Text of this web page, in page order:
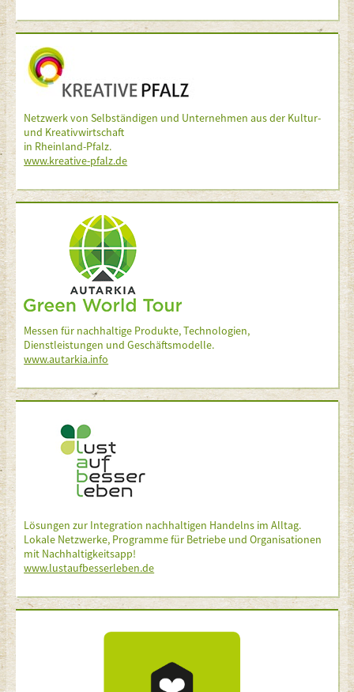
Netzwerk von Selbständigen und Unternehmen aus der Kultur-
und Kreativwirtschaft
in Rheinland-Pfalz.
www.kreative-pfalz.de
Messen für nachhaltige Produkte, Technologien,
Dienstleistungen und Geschäftsmodelle.
www.autarkia.info
Lösungen zur Integration nachhaltigen Handelns im Alltag.
Lokale Netzwerke, Programme für Betriebe und Organisationen
mit Nachhaltigkeitsapp!
www.lustaufbesserleben.de